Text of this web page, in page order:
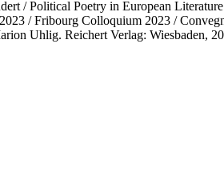
/ Political Poetry in European
/ Fribourg Colloquium 2023 /
Uhlig. Reichert Verlag: Wiesbaden,